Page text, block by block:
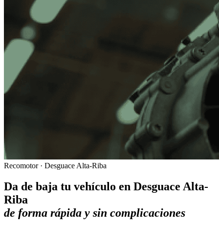
Recomotor · Desguace Alta-Riba
Da de baja tu vehículo en Desguace Alta-
Riba
de forma rápida y sin complicaciones